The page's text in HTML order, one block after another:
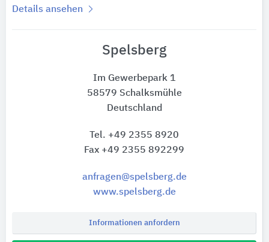
Details ansehen
Spelsberg
Im Gewerbepark 1
58579 Schalksmühle
Deutschland
Tel. +49 2355 8920
Fax +49 2355 892299
anfragen@spelsberg.de
www.spelsberg.de
Informationen anfordern